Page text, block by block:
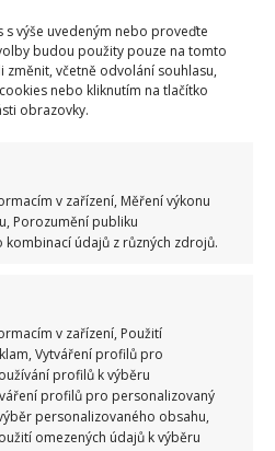
s výše uvedeným nebo proveďte
budou použity pouze na tomto
změnit, včetně odvolání souhlasu,
nebo kliknutím na tlačítko
obrazovky.
v zařízení, Měření výkonu
Porozumění publiku
údajů z různých zdrojů.
v zařízení, Použití
Vytváření profilů pro
profilů k výběru
profilů pro personalizovaný
personalizovaného obsahu,
omezených údajů k výběru
dceru, která jako by mu
doprovází na koncertech
by tatínkovi z oka vypadla.
i profesně....